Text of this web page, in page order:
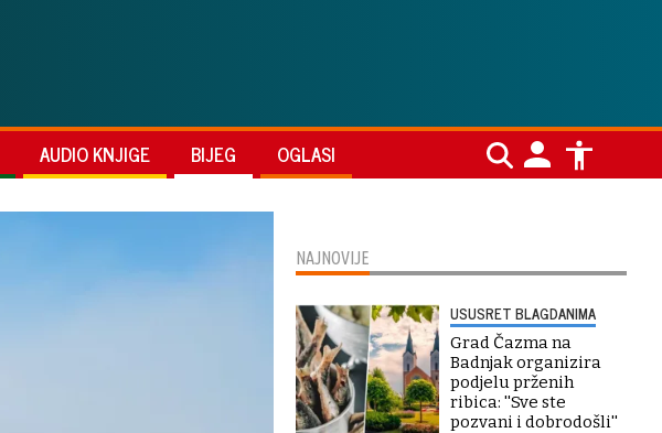
AUDIO KNJIGE BIJEG OGLASI
NAJNOVIJE
USUSRET BLAGDANIMA
Grad Čazma na
Badnjak organizira
podjelu prženih
ribica: ''Sve ste
pozvani i dobrodošli''